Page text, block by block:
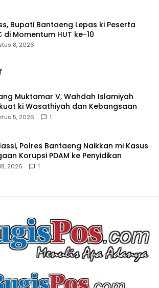
Bupati Bantaeng Lepas ki Peserta
di Momentum HUT ke-10
8, 2026
Muktamar V, Wahdah Islamiyah
ki Wasathiyah dan Kebangsaan
5, 2026 1
Polres Bantaeng Naikkan mi Kasus
Korupsi PDAM ke Penyidikan
2026 1